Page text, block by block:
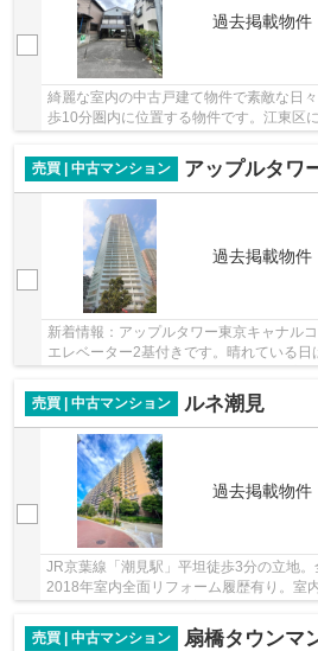
過去掲載物件
綺麗な室内の中古戸建て物件で素敵な日
歩10分圏内に位置する物件です。江東区
売買 | 中古マンション
アップルタワー
過去掲載物件
新着情報：アップルタワー東京キャナル
エレベーター2基付きです。晴れている
売買 | 中古マンション
ルネ潮見
過去掲載物件
JR京葉線「潮見駅」平坦徒歩3分の立地。
2018年室内全面リフォーム履歴有り。室
売買 | 中古マンション
扇橋タウンマ